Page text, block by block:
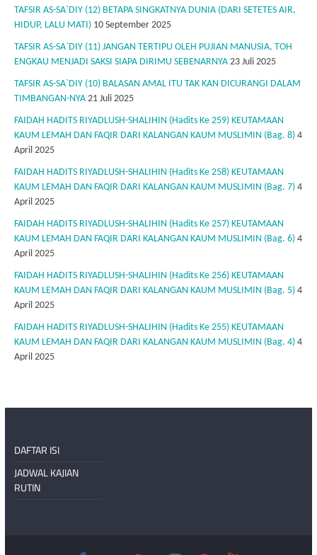
TAFSIR AS-SA`DIY (12) BETAPA SINGKATNYA DUNIA (DARI SETETES AIR,
HIDUP, LALU MATI) 10 September 2025
TAFSIR AS-SA`DIY (11) JANGAN TERTIPU OLEH PUJIAN MANUSIA, TOH
ENGKAU MENJADI SAKSI SIAPA DIRIMU SEBENARNYA 23 Juli 2025
TAFSIR AS-SA`DIY (10) BALASAN AMAL ITU TAK KAN DICURANGI DALAM
TIMBANGAN-NYA 21 Juli 2025
FAIDAH HADITS RIYADLUSH-SHALIHIN (Hadits Ke 259) KEUTAMAAN
KAUM LEMAH DAN FAQIR DARI KALANGAN KAUM MUSLIMIN (Bag. 8) 4
April 2025
FAIDAH HADITS RIYADLUSH-SHALIHIN (Hadits Ke 258) KEUTAMAAN
KAUM LEMAH DAN FAQIR DARI KALANGAN KAUM MUSLIMIN (Bag. 7) 4
April 2025
FAIDAH HADITS RIYADLUSH-SHALIHIN (Hadits Ke 257) KEUTAMAAN
KAUM LEMAH DAN FAQIR DARI KALANGAN KAUM MUSLIMIN (Bag. 6) 4
April 2025
FAIDAH HADITS RIYADLUSH-SHALIHIN (Hadits Ke 256) KEUTAMAAN
KAUM LEMAH DAN FAQIR DARI KALANGAN KAUM MUSLIMIN (Bag. 5) 4
April 2025
FAIDAH HADITS RIYADLUSH-SHALIHIN (Hadits Ke 255) KEUTAMAAN
KAUM LEMAH DAN FAQIR DARI KALANGAN KAUM MUSLIMIN (Bag. 4) 4
April 2025
DAFTAR ISI
JADWAL KAJIAN
RUTIN